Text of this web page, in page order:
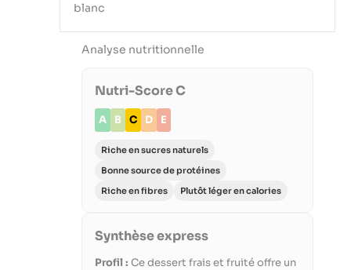
blanc
Analyse nutritionnelle
Nutri-Score C
A B C D E
Riche en sucres naturels
Bonne source de protéines
Riche en fibres
Plutôt léger en calories
Synthèse express
Profil : Ce dessert frais et fruité offre un